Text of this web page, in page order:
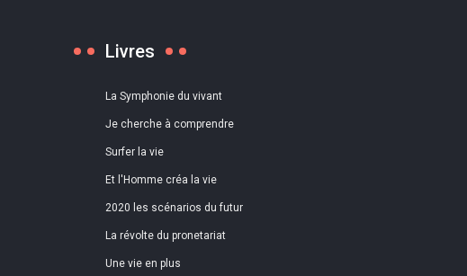
Livres
La Symphonie du vivant
Je cherche à comprendre
Surfer la vie
Et l'Homme créa la vie
2020 les scénarios du futur
La révolte du pronetariat
Une vie en plus